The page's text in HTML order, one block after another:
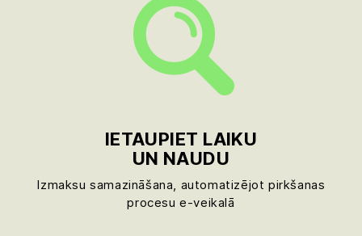
IETAUPIET LAIKU
UN NAUDU
Izmaksu samazināšana, automatizējot pirkšanas
procesu e-veikalā